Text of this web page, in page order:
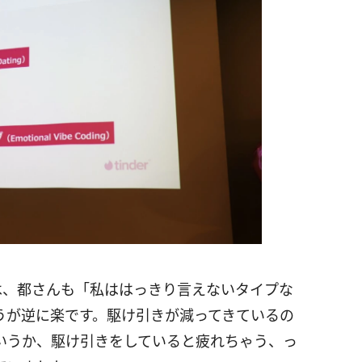
都さんも「私ははっきり言えないタイプな
逆に楽です。駆け引きが減ってきているの
か、駆け引きをしていると疲れちゃう、っ